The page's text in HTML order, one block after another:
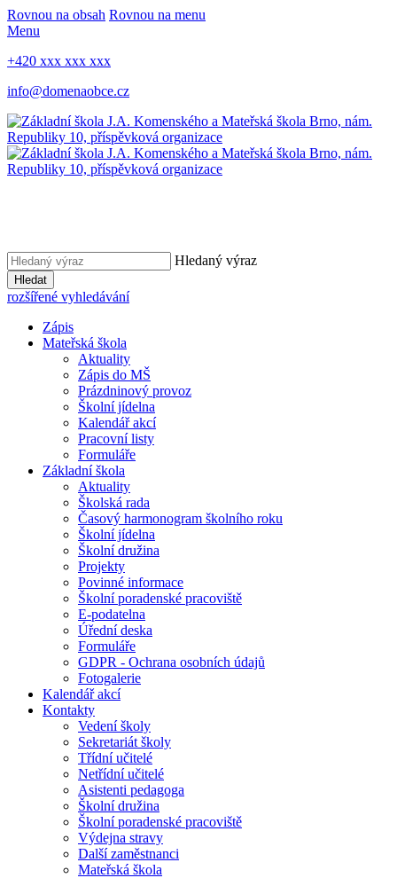
Rovnou na obsah Rovnou na menu
Menu
+420 xxx xxx xxx
info@domenaobce.cz
Hledaný výraz
Hledat
rozšířené vyhledávání
Zápis
Mateřská škola
Aktuality
Zápis do MŠ
Prázdninový provoz
Školní jídelna
Kalendář akcí
Pracovní listy
Formuláře
Základní škola
Aktuality
Školská rada
Časový harmonogram školního roku
Školní jídelna
Školní družina
Projekty
Povinné informace
Školní poradenské pracoviště
E-podatelna
Úřední deska
Formuláře
GDPR - Ochrana osobních údajů
Fotogalerie
Kalendář akcí
Kontakty
Vedení školy
Sekretariát školy
Třídní učitelé
Netřídní učitelé
Asistenti pedagoga
Školní družina
Školní poradenské pracoviště
Výdejna stravy
Další zaměstnanci
Mateřská škola